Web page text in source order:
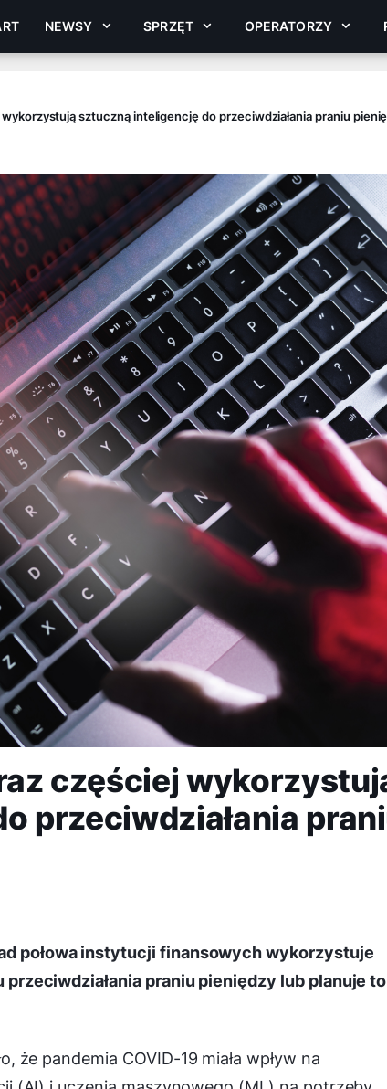
NEWSY SPRZĘT OPERATORZY
sztuczną inteligencję do przeciwdziałania praniu
częściej
przeciwdziałania
połowa instytucji finansowych wykorzystuje
praniu pieniędzy lub planuje to
że pandemia COVID-19 miała wpływ na